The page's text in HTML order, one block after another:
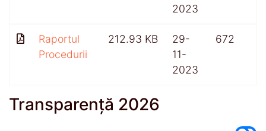
2023
Raportul
Procedurii
212.93 KB
29-
11-
2023
672
Transparență 2026